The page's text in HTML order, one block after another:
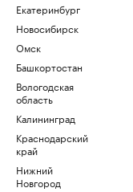
Екатеринбург
Новосибирск
Омск
Башкортостан
Вологодская
область
Калининград
Краснодарский
край
Нижний
Новгород